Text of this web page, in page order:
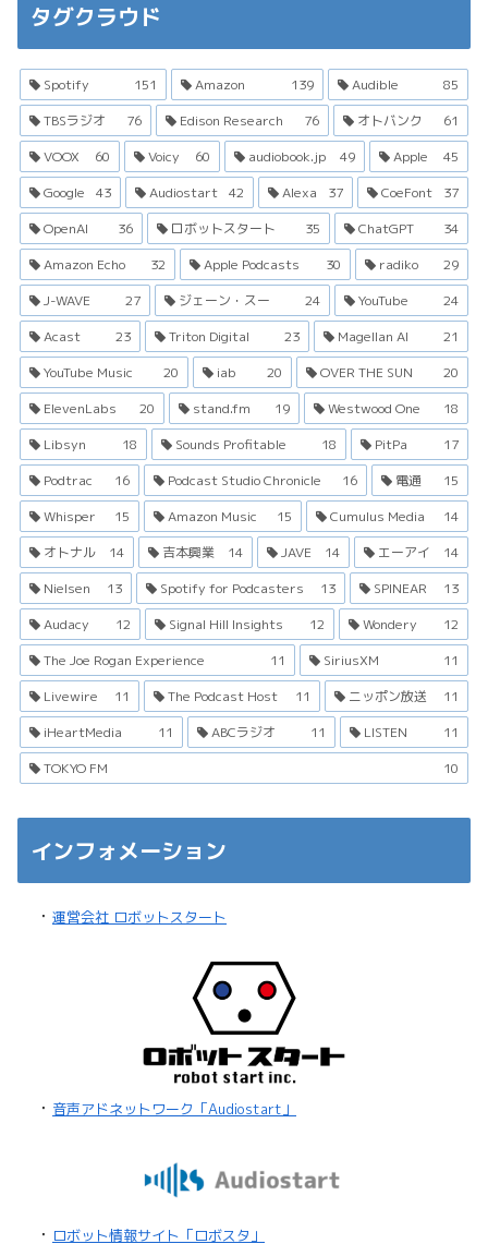
タグクラウド
Spotify 151 Amazon 139 Audible
85
TBSラジオ
76 Edison Research 76 オトバンク
61
VOOX
60 Voicy 60 audiobook.jp 49 Apple
45
Google
43 Audiostart 42 Alexa 37 CoeFont
37
OpenAI
36 ロボットスタート 35 ChatGPT
34
Amazon Echo
32 Apple Podcasts 30 radiko
29
J-WAVE
27 ジェーン・スー 24 YouTube
24
Acast
23 Triton Digital 23 Magellan AI
21
YouTube Music
20 iab 20 OVER THE SUN
20
ElevenLabs
20 stand.fm 19 Westwood One
18
Libsyn
18 Sounds Profitable 18 PitPa
17
Podtrac
16 Podcast Studio Chronicle 16 電通
15
Whisper
15 Amazon Music 15 Cumulus Media
14
オトナル
14 吉本興業 14 JAVE 14 エーアイ
14
Nielsen
13 Spotify for Podcasters 13 SPINEAR
13
Audacy
12 Signal Hill Insights 12 Wondery
12
The Joe Rogan Experience
11 SiriusXM
11
Livewire
11 The Podcast Host 11 ニッポン放送
11
iHeartMedia
11 ABCラジオ 11 LISTEN
11
TOKYO FM
10
インフォメーション
・ 運営会社 ロボットスタート
・ 音声アドネットワーク「Audiostart」
・ ロボット情報サイト「ロボスタ」